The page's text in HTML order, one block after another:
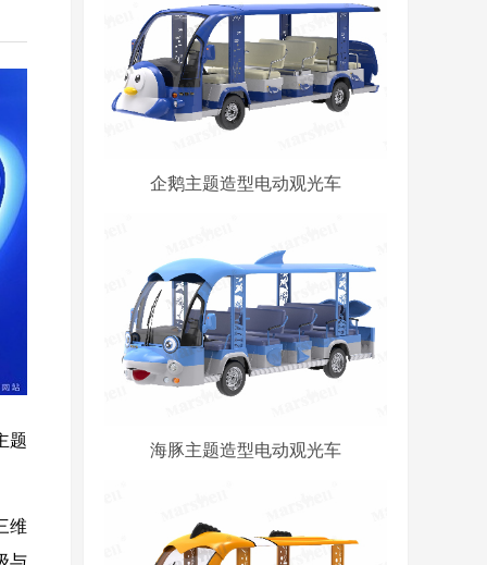
题
维
与
企鹅主题造型电动观光车
海豚主题造型电动观光车